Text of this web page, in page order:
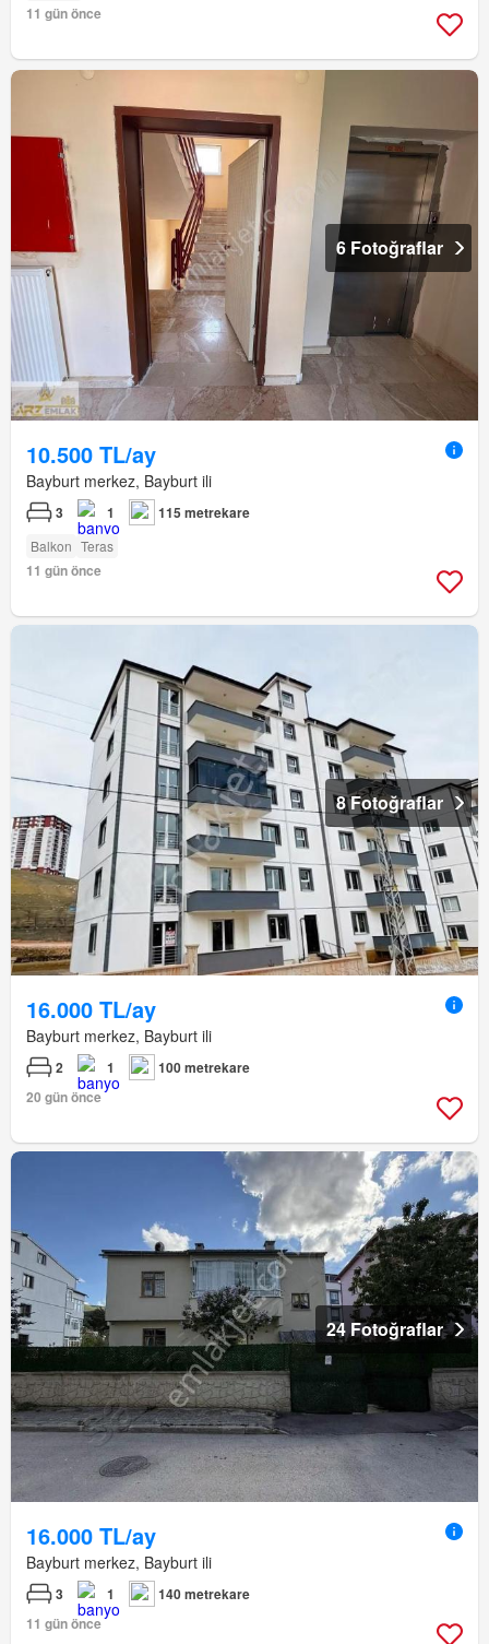
11 gün önce
6 Fotoğraflar
10.500 TL/ay
Bayburt merkez, Bayburt ili
3 1 115 metrekare
Balkon Teras
11 gün önce
8 Fotoğraflar
16.000 TL/ay
Bayburt merkez, Bayburt ili
2 1
100 metrekare
20 gün önce
24 Fotoğraflar
16.000 TL/ay
Bayburt merkez, Bayburt ili
3 1
140 metrekare
11 gün önce